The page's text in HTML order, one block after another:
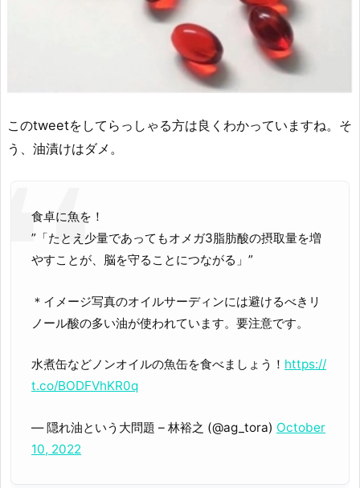
このtweetをしてらっしゃる方は良くわかっていますね。そ
う、油漬けはダメ。
食卓に魚を！
”「たとえ少量であってもオメガ3脂肪酸の摂取量を増
やすことが、脳を守ることにつながる」”
＊イメージ写真のオイルサーディンには避けるべきリ
ノール酸の多い油が使われています。要注意です。
水煮缶などノンオイルの魚缶を食べましょう！ https://
t.co/BODFVhKR0q
— 隠れ油という大問題 – 林裕之 (@ag_tora) October
10, 2022